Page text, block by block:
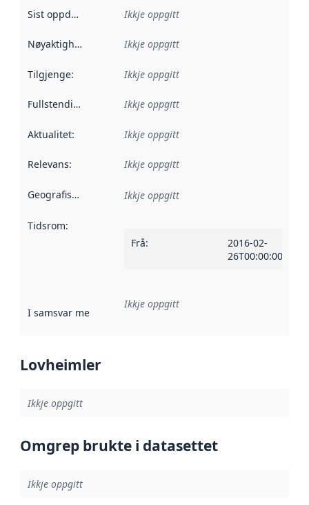
Sist oppdatert Ikkje oppgitt
Nøyaktigheit Ikkje oppgitt
Tilgjenge: Ikkje oppgitt
Fullstendigheit Ikkje oppgitt
Aktualitet: Ikkje oppgitt
Relevans: Ikkje oppgitt
Geografisk område Ikkje oppgitt
Tidsrom:
Frå:
2016-02-
26T00:00:00Z
I samsvar med Referanse til ei implementeringsregel eller
Ikkje oppgitt
Lovheimler
Ikkje oppgitt
Omgrep brukte i datasettet
Ikkje oppgitt